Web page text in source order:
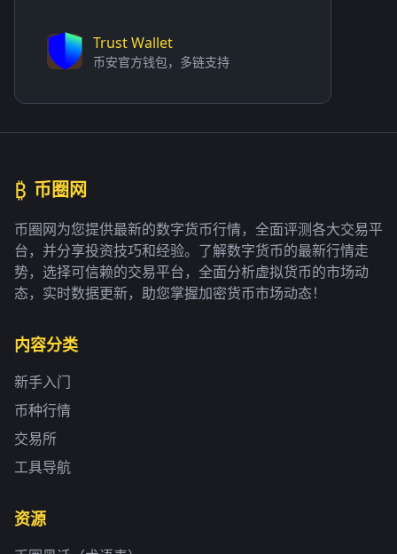
Trust Wallet
币安官方钱包，多链支持
₿ 币圈网
币圈网为您提供最新的数字货币行情，全面评测各大交易平
台，并分享投资技巧和经验。了解数字货币的最新行情走
势，选择可信赖的交易平台，全面分析虚拟货币的市场动
态，实时数据更新，助您掌握加密货币市场动态！
内容分类
新手入门
币种行情
交易所
工具导航
资源